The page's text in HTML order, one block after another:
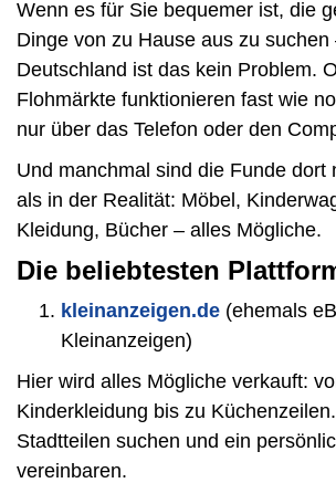
Wenn es für Sie bequemer ist, die
Dinge von zu Hause aus zu suchen
Deutschland ist das kein Problem.
Flohmärkte funktionieren fast wie
nur über das Telefon oder den
Und manchmal sind die Funde dort
als in der Realität: Möbel,
Kleidung, Bücher – alles Mögliche.
Die beliebtesten
kleinanzeigen.de (ehemals
Kleinanzeigen)
Hier wird alles Mögliche verkauft:
Kinderkleidung bis zu
Stadtteilen suchen und ein
vereinbaren.